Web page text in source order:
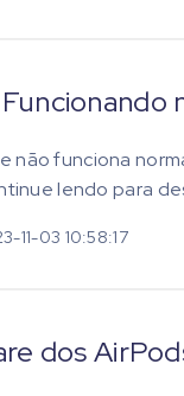
não funciona
lendo para
11-03 10:58:17
dos